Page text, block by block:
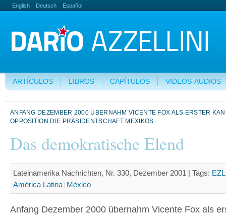
English Deutsch Español
ARTÍCULOS LIBROS CAPÍTULOS VIDEOS-AUDIOS
ANFANG DEZEMBER 2000 ÜBERNAHM VICENTE FOX ALS ERSTER
OPPOSITION DIE PRÄSIDENTSCHAFT MEXIKOS
Das demokratische Elend
Lateinamerika Nachrichten, Nr. 330, Dezember 2001 | Tags:
América Latina México
Anfang Dezember 2000 übernahm Vicente Fox als